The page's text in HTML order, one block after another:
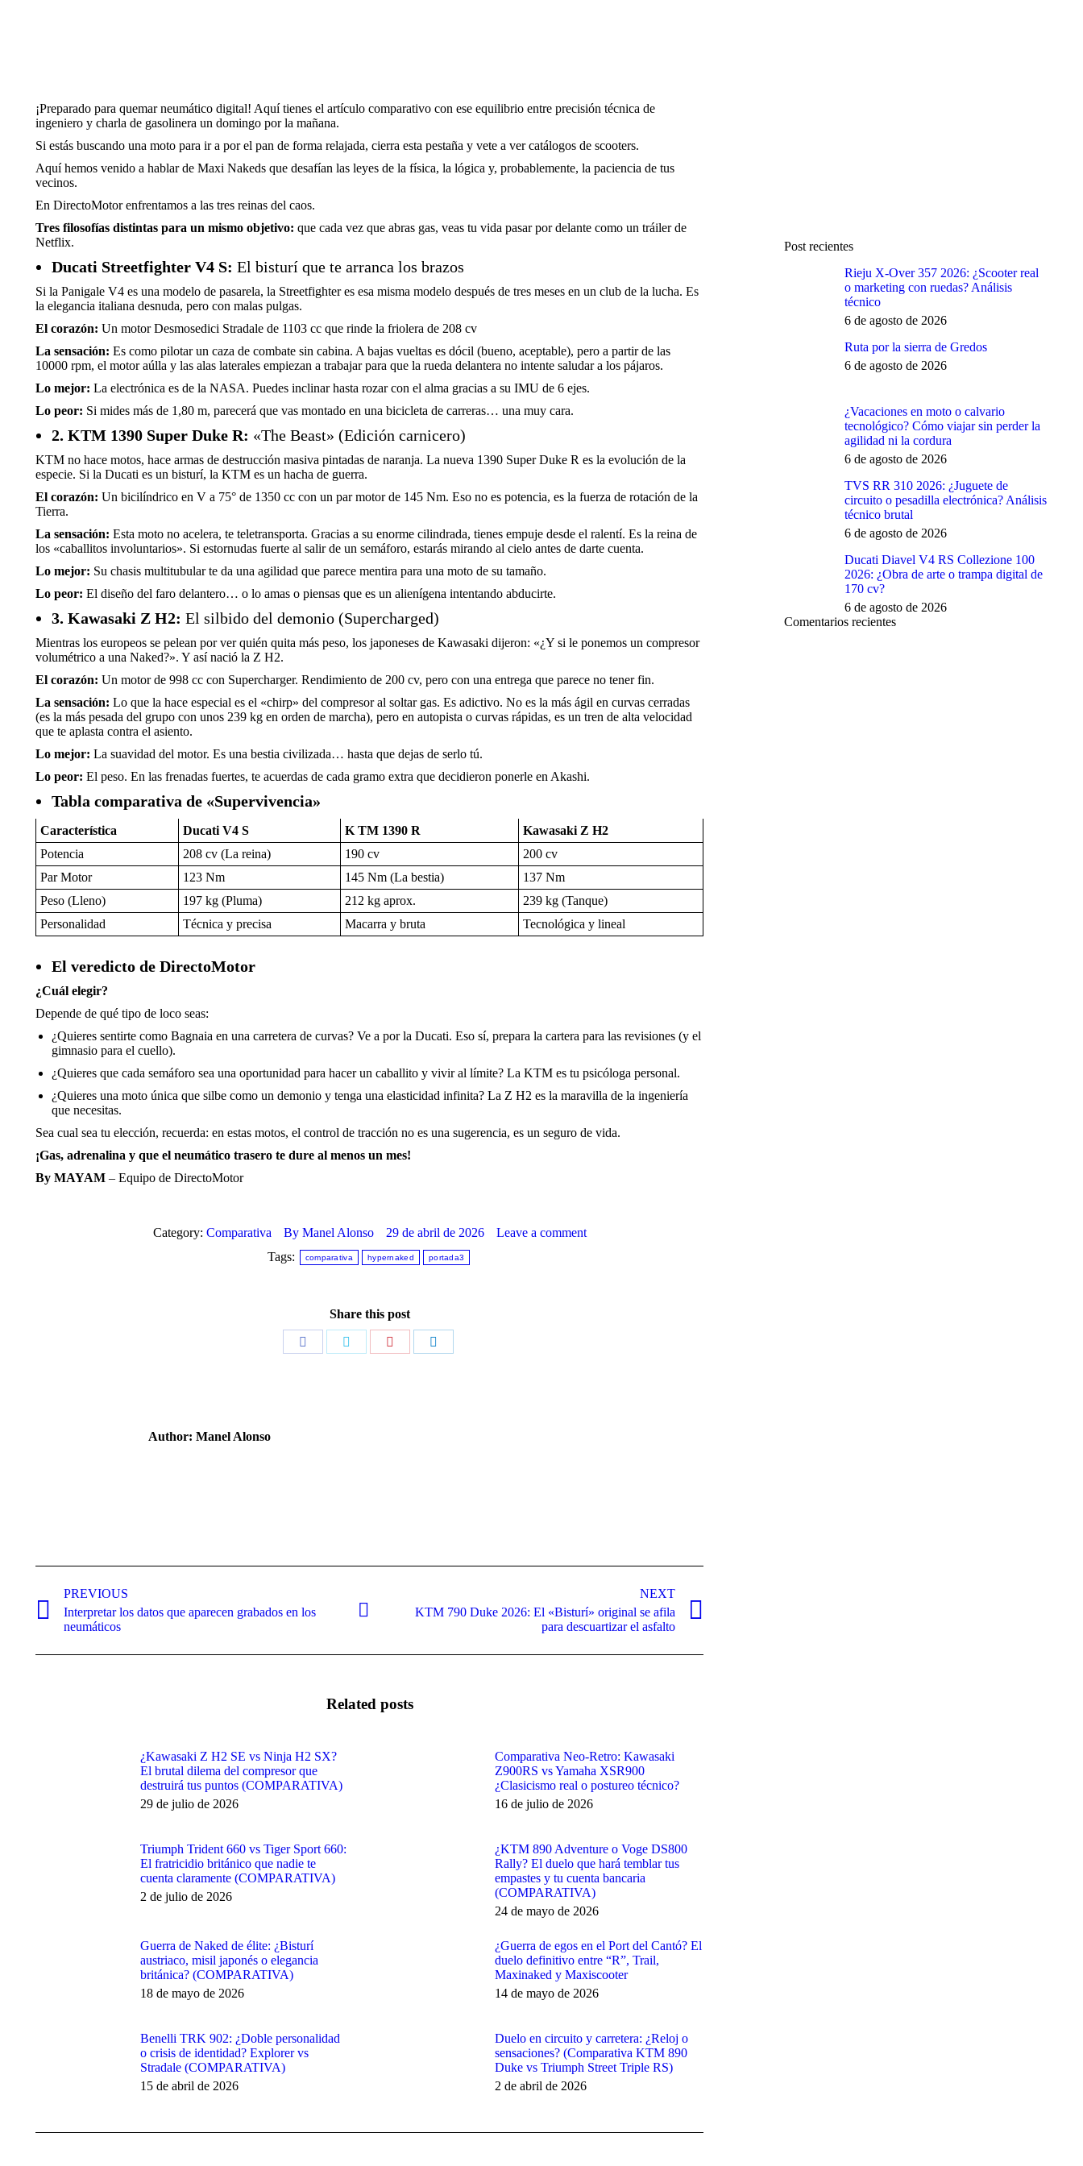
¡Preparado para quemar neumático digital! Aquí tienes el artículo comparativo con ese equilibrio entre precisión técnica de
ingeniero y charla de gasolinera un domingo por la mañana.
Si estás buscando una moto para ir a por el pan de forma relajada, cierra esta pestaña y vete a ver catálogos de scooters.
Aquí hemos venido a hablar de Maxi Nakeds que desafían las leyes de la física, la lógica y, probablemente, la paciencia de tus
vecinos.
En DirectoMotor enfrentamos a las tres reinas del caos.
Tres filosofías distintas para un mismo objetivo: que cada vez que abras gas, veas tu vida pasar por delante como un tráiler de
Netflix.
Ducati Streetfighter V4 S: El bisturí que te arranca los brazos
Si la Panigale V4 es una modelo de pasarela, la Streetfighter es esa misma modelo después de tres meses en un club de la lucha. Es
la elegancia italiana desnuda, pero con malas pulgas.
El corazón: Un motor Desmosedici Stradale de 1103 cc que rinde la friolera de 208 cv
La sensación: Es como pilotar un caza de combate sin cabina. A bajas vueltas es dócil (bueno, aceptable), pero a partir de las
10000 rpm, el motor aúlla y las alas laterales empiezan a trabajar para que la rueda delantera no intente saludar a los pájaros.
Lo mejor: La electrónica es de la NASA. Puedes inclinar hasta rozar con el alma gracias a su IMU de 6 ejes.
Lo peor: Si mides más de 1,80 m, parecerá que vas montado en una bicicleta de carreras… una muy cara.
2. KTM 1390 Super Duke R: «The Beast» (Edición carnicero)
KTM no hace motos, hace armas de destrucción masiva pintadas de naranja. La nueva 1390 Super Duke R es la evolución de la
especie. Si la Ducati es un bisturí, la KTM es un hacha de guerra.
El corazón: Un bicilíndrico en V a 75° de 1350 cc con un par motor de 145 Nm. Eso no es potencia, es la fuerza de rotación de la
Tierra.
La sensación: Esta moto no acelera, te teletransporta. Gracias a su enorme cilindrada, tienes empuje desde el ralentí. Es la reina de
los «caballitos involuntarios». Si estornudas fuerte al salir de un semáforo, estarás mirando al cielo antes de darte cuenta.
Lo mejor: Su chasis multitubular te da una agilidad que parece mentira para una moto de su tamaño.
Lo peor: El diseño del faro delantero… o lo amas o piensas que es un alienígena intentando abducirte.
3. Kawasaki Z H2: El silbido del demonio (Supercharged)
Mientras los europeos se pelean por ver quién quita más peso, los japoneses de Kawasaki dijeron: «¿Y si le ponemos un compresor
volumétrico a una Naked?». Y así nació la Z H2.
El corazón: Un motor de 998 cc con Supercharger. Rendimiento de 200 cv, pero con una entrega que parece no tener fin.
La sensación: Lo que la hace especial es el «chirp» del compresor al soltar gas. Es adictivo. No es la más ágil en curvas cerradas
(es la más pesada del grupo con unos 239 kg en orden de marcha), pero en autopista o curvas rápidas, es un tren de alta velocidad
que te aplasta contra el asiento.
Lo mejor: La suavidad del motor. Es una bestia civilizada… hasta que dejas de serlo tú.
Lo peor: El peso. En las frenadas fuertes, te acuerdas de cada gramo extra que decidieron ponerle en Akashi.
Tabla comparativa de «Supervivencia»
Característica Ducati V4 S K TM 1390 R
Kawasaki Z H2
Potencia
208 cv (La reina) 190 cv
200 cv
Par Motor
123 Nm 145 Nm (La bestia)
137 Nm
Peso (Lleno)
197 kg (Pluma) 212 kg aprox.
239 kg (Tanque)
Personalidad
Técnica y precisa Macarra y bruta Tecnológica y lineal
El veredicto de DirectoMotor
¿Cuál elegir?
Depende de qué tipo de loco seas:
¿Quieres sentirte como Bagnaia en una carretera de curvas? Ve a por la Ducati. Eso sí, prepara la cartera para las revisiones (y el
gimnasio para el cuello).
¿Quieres que cada semáforo sea una oportunidad para hacer un caballito y vivir al límite? La KTM es tu psicóloga personal.
¿Quieres una moto única que silbe como un demonio y tenga una elasticidad infinita? La Z H2 es la maravilla de la ingeniería
que necesitas.
Sea cual sea tu elección, recuerda: en estas motos, el control de tracción no es una sugerencia, es un seguro de vida.
¡Gas, adrenalina y que el neumático trasero te dure al menos un mes!
By MAYAM – Equipo de DirectoMotor
Category: Comparativa By Manel Alonso 29 de abril de 2026
Leave a comment
Tags:
comparativa hypernaked portada3
Share this post
Author: Manel Alonso
navigation
PREVIOUS
Previous
post:
Interpretar los datos que aparecen grabados en los
neumáticos
NEXT
Next
KTM 790 Duke 2026: El «Bisturí» original se afila
para descuartizar el asfalto
Related posts
¿Kawasaki Z H2 SE vs Ninja H2 SX?
El brutal dilema del compresor que
destruirá tus puntos (COMPARATIVA)
29 de julio de 2026
Comparativa Neo-Retro: Kawasaki
Z900RS vs Yamaha XSR900
¿Clasicismo real o postureo técnico?
16 de julio de 2026
Triumph Trident 660 vs Tiger Sport 660:
El fratricidio británico que nadie te
cuenta claramente (COMPARATIVA)
2 de julio de 2026
¿KTM 890 Adventure o Voge DS800
Rally? El duelo que hará temblar tus
empastes y tu cuenta bancaria
(COMPARATIVA)
24 de mayo de 2026
Guerra de Naked de élite: ¿Bisturí
austriaco, misil japonés o elegancia
británica? (COMPARATIVA)
18 de mayo de 2026
¿Guerra de egos en el Port del Cantó? El
duelo definitivo entre “R”, Trail,
Maxinaked y Maxiscooter
14 de mayo de 2026
Benelli TRK 902: ¿Doble personalidad
o crisis de identidad? Explorer vs
Stradale (COMPARATIVA)
15 de abril de 2026
Duelo en circuito y carretera: ¿Reloj o
sensaciones? (Comparativa KTM 890
Duke vs Triumph Street Triple RS)
2 de abril de 2026
Post recientes
Rieju X-Over 357 2026: ¿Scooter real
o marketing con ruedas? Análisis
técnico
6 de agosto de 2026
Ruta por la sierra de Gredos
6 de agosto de 2026
¿Vacaciones en moto o calvario
tecnológico? Cómo viajar sin perder la
agilidad ni la cordura
6 de agosto de 2026
TVS RR 310 2026: ¿Juguete de
circuito o pesadilla electrónica? Análisis
técnico brutal
6 de agosto de 2026
Ducati Diavel V4 RS Collezione 100
2026: ¿Obra de arte o trampa digital de
170 cv?
6 de agosto de 2026
Comentarios recientes